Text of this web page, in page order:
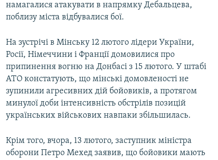
намагалися атакувати в напрямку Дебальцева,
поблизу міста відбувалися бої.
На зустрічі в Мінську 12 лютого лідери України,
Росії, Німеччини і Франції домовилися про
припинення вогню на Донбасі з 15 лютого. У штабі
АТО констатують, що мінські домовленості не
зупинили агресивних дій бойовиків, а протягом
минулої доби інтенсивність обстрілів позицій
українських військових навпаки збільшилась.
Крім того, вчора, 13 лютого, заступник міністра
оборони Петро Мехед заявив, що бойовики мають